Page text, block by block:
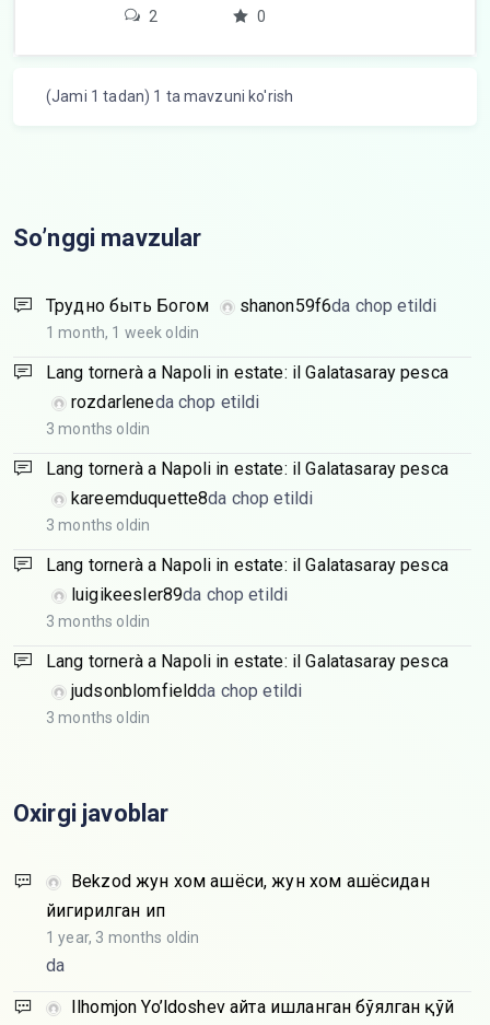
2 0
(Jami 1 tadan) 1 ta mavzuni ko'rish
So’nggi mavzular
Трудно быть Богом shanon59f6da chop etildi
1 month, 1 week oldin
Lang tornerà a Napoli in estate: il Galatasaray pesca
rozdarleneda chop etildi
3 months oldin
Lang tornerà a Napoli in estate: il Galatasaray pesca
kareemduquette8da chop etildi
3 months oldin
Lang tornerà a Napoli in estate: il Galatasaray pesca
luigikeesler89da chop etildi
3 months oldin
Lang tornerà a Napoli in estate: il Galatasaray pesca
judsonblomfieldda chop etildi
3 months oldin
Oxirgi javoblar
Bekzod жун хом ашёси, жун хом ашёсидан
йигирилган ип
1 year, 3 months oldin
da
Ilhomjon Yo’ldoshev Қайта ишланган бўялган қўй